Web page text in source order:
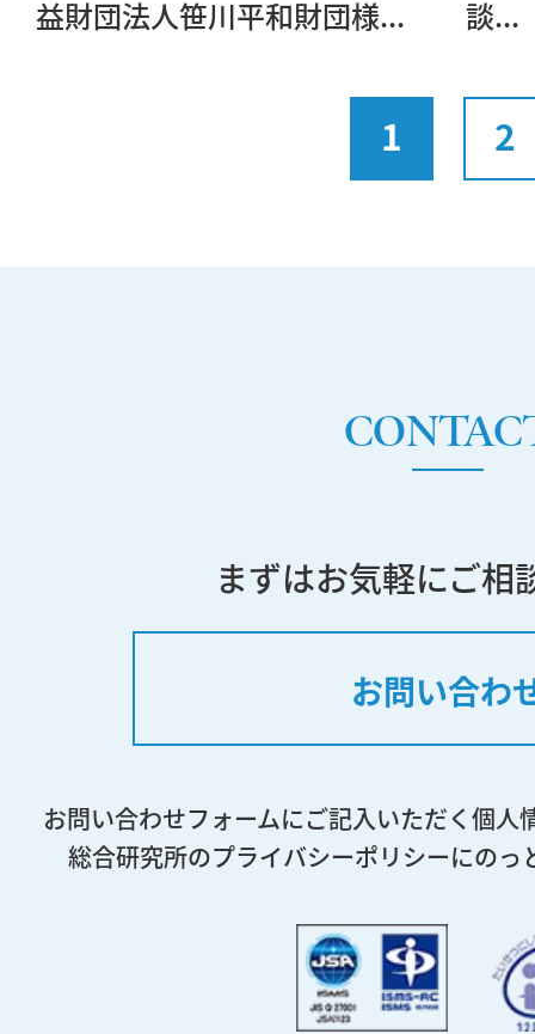
益財団法人笹川平和財団様...
談...
1 2
まずはお気軽にご相
お問い合わ
お問い合わせフォームにご記入いただく個人
総合研究所のプライバシーポリシーにのっ